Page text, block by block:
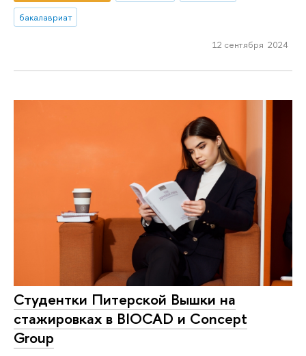
бакалавриат
12 сентября 2024
Студентки Питерской Вышки на
стажировках в BIOCAD и Concept
Group